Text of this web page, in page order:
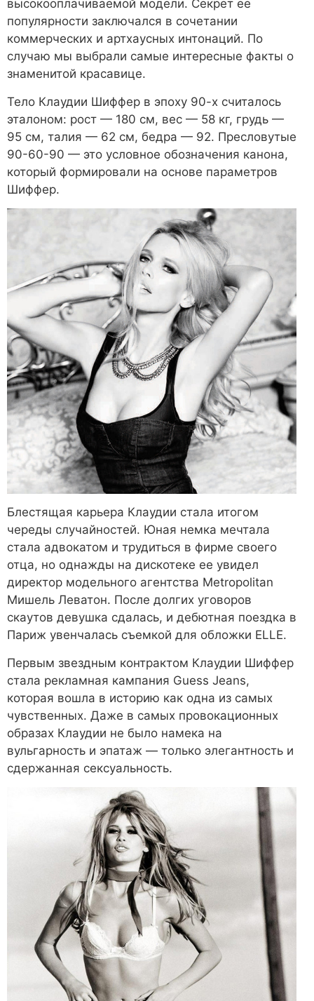
высокооплачиваемой модели. Секрет ее
популярности заключался в сочетании
коммерческих и артхаусных интонаций. По
случаю мы выбрали самые интересные факты о
знаменитой красавице.
Тело Клаудии Шиффер в эпоху 90-х считалось
эталоном: рост — 180 см, вес — 58 кг, грудь —
95 см, талия — 62 см, бедра — 92. Пресловутые
90-60-90 — это условное обозначения канона,
который формировали на основе параметров
Шиффер.
Блестящая карьера Клаудии стала итогом
череды случайностей. Юная немка мечтала
стала адвокатом и трудиться в фирме своего
отца, но однажды на дискотеке ее увидел
директор модельного агентства Metropolitan
Мишель Леватон. После долгих уговоров
скаутов девушка сдалась, и дебютная поездка в
Париж увенчалась съемкой для обложки ELLE.
Первым звездным контрактом Клаудии Шиффер
стала рекламная кампания Guess Jeans,
которая вошла в историю как одна из самых
чувственных. Даже в самых провокационных
образах Клаудии не было намека на
вульгарность и эпатаж — только элегантность и
сдержанная сексуальность.